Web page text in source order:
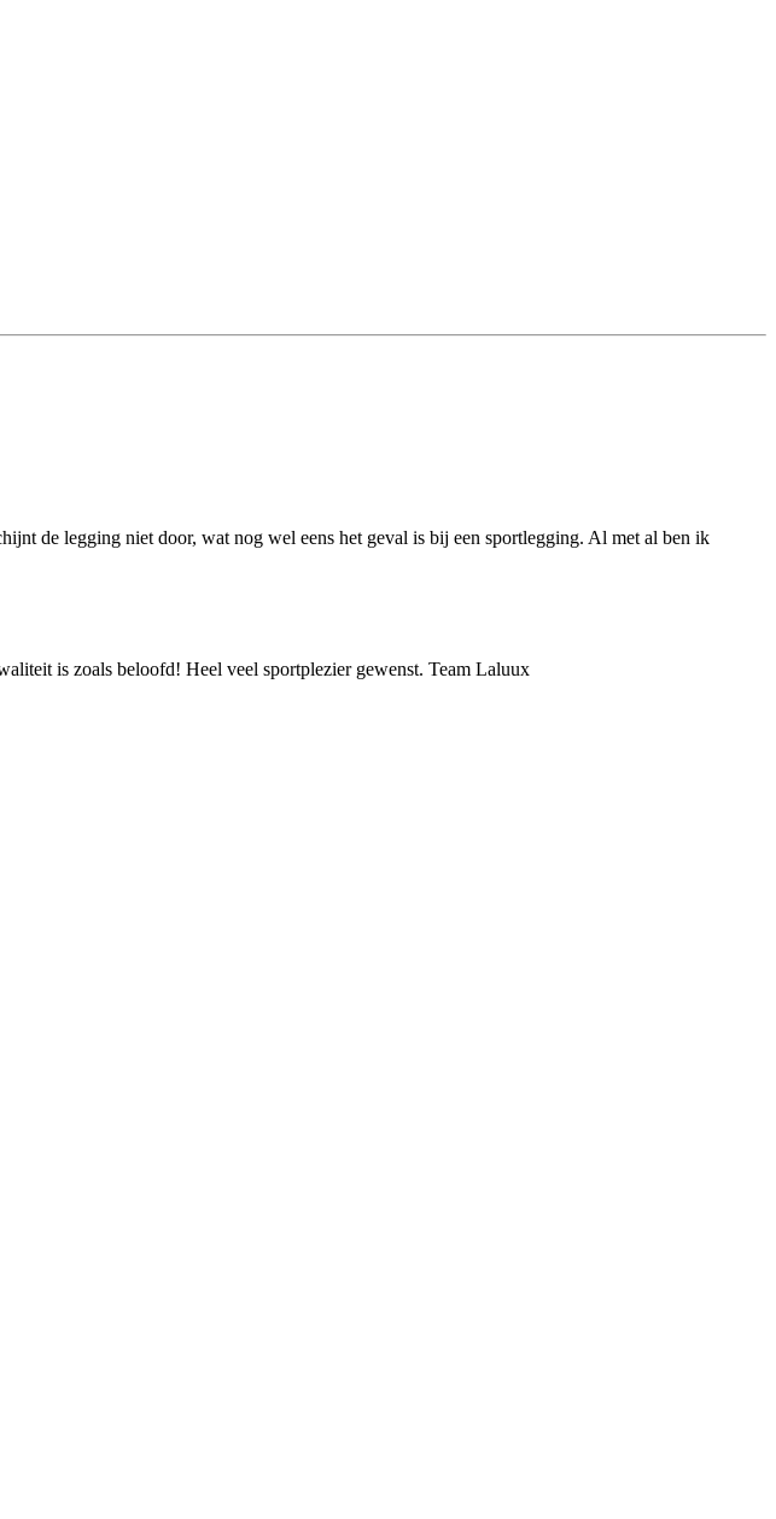
de legging niet door, wat nog wel eens het geval is bij een sportlegging. Al met al ben ik
is zoals beloofd! Heel veel sportplezier gewenst. Team Laluux